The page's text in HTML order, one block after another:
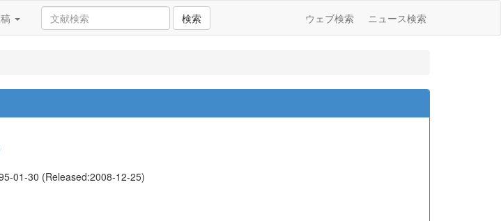
検索 ウェブ検索 ニュース検索
01-30 (Released:2008-12-25)